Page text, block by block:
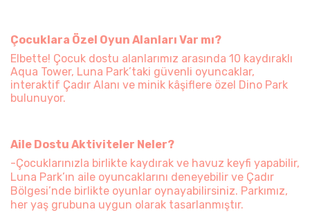
Çocuklara Özel Oyun Alanları Var mı?
Elbette! Çocuk dostu alanlarımız arasında 10 kaydıraklı
Aqua Tower, Luna Park’taki güvenli oyuncaklar,
interaktif Ça​dır Alanı ve minik kâşiflere özel Dino Park
bulunuyor.
Aile Dostu Aktiviteler Neler?
-Çocuklarınızla birlikte kaydırak ve havuz keyfi yapabilir,
Luna Park’ın aile oyuncaklarını deneyebilir ve Çadır
Bölgesi’nde birlikte oyunlar oynayabilirsiniz. Parkımız,
her yaş grubuna uygun olarak tasarlanmıştır.